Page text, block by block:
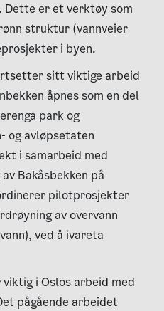
er et verktøy som
struktur (vannveier
i byen.
sitt viktige arbeid
åpnes som en del
park og
og avløpsetaten
i samarbeid med
Bakåsbekken på
pilotprosjekter
av overvann
ved å ivareta
i Oslos arbeid med
pågående arbeidet